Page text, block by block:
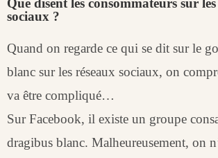
Que disent les consommateurs sur
sociaux ?
Quand on regarde ce qui se dit sur le
blanc sur les réseaux sociaux, on
va être compliqué…
Sur Facebook, il existe un groupe
dragibus blanc. Malheureusement, on